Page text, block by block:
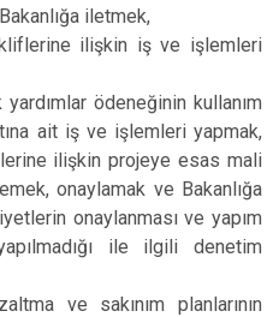
iletmek,
ilişkin iş ve işlemleri
ödeneğinin kullanım
ait iş ve işlemleri yapmak,
ilişkin projeye esas mali
onaylamak ve Bakanlığa
onaylanması ve yapım
ile ilgili denetim
ve sakınım planlarının